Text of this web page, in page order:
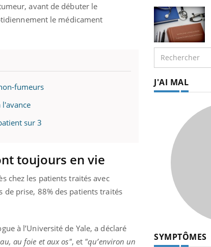
avant de débuter le
le médicament
fumeurs
sur 3
toujours en vie
chez les patients traités avec
de prise, 88% des patients traités
à l’Université de Yale, a déclaré
au foie et aux os", et "qu’environ un
J'AI MAL
SYMPTÔMES